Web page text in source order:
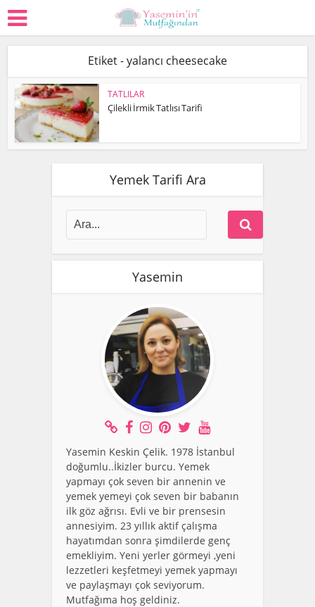
Etiket - yalancı cheesecake
TATLILAR
Çilekli İrmik Tatlısı Tarifi
Yemek Tarifi Ara
Yasemin
Yasemin Keskin Çelik. 1978 İstanbul
doğumlu..İkizler burcu. Yemek
yapmayı çok seven bir annenin ve
yemek yemeyi çok seven bir babanın
ilk göz ağrısı. Evli ve bir prensesin
annesiyim. 23 yıllık aktif çalışma
hayatımdan sonra şimdilerde genç
emekliyim. Yeni yerler görmeyi ,yeni
lezzetleri keşfetmeyi yemek yapmayı
ve paylaşmayı çok seviyorum.
Mutfağıma hoş geldiniz.